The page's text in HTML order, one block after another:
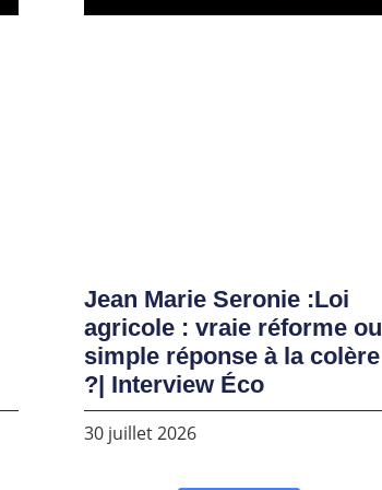
Jean Marie Seronie :Loi
agricole : vraie réforme ou
simple réponse à la colère
?| Interview Éco
30 juillet 2026